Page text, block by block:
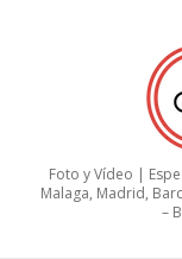
Foto y Vídeo |
Malaga, Madrid,
–